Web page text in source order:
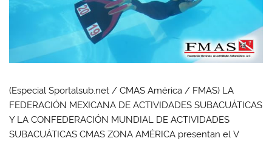
(Especial Sportalsub.net / CMAS América / FMAS) LA
FEDERACIÓN MEXICANA DE ACTIVIDADES SUBACUÁTICAS
Y LA CONFEDERACIÓN MUNDIAL DE ACTIVIDADES
SUBACUÁTICAS CMAS ZONA AMÉRICA presentan el V